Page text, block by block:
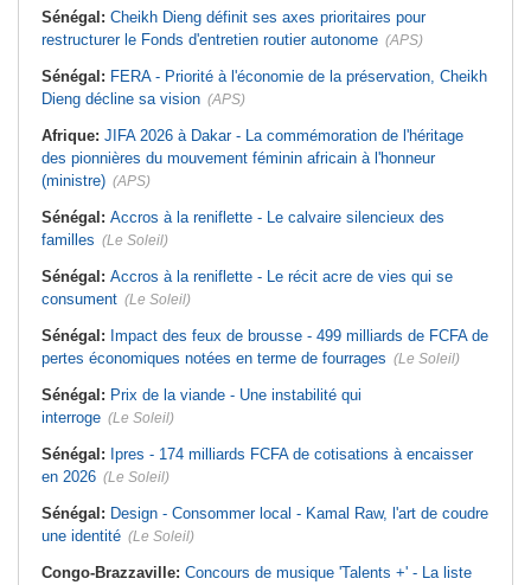
Sénégal: Cheikh Dieng définit ses axes prioritaires pour
restructurer le Fonds d'entretien routier autonome (APS)
Sénégal: FERA - Priorité à l'économie de la préservation, Cheikh
Dieng décline sa vision (APS)
Afrique: JIFA 2026 à Dakar - La commémoration de l'héritage
des pionnières du mouvement féminin africain à l'honneur
(ministre) (APS)
Sénégal: Accros à la reniflette - Le calvaire silencieux des
familles (Le Soleil)
Sénégal: Accros à la reniflette - Le récit acre de vies qui se
consument (Le Soleil)
Sénégal: Impact des feux de brousse - 499 milliards de FCFA de
pertes économiques notées en terme de fourrages (Le Soleil)
Sénégal: Prix de la viande - Une instabilité qui
interroge (Le Soleil)
Sénégal: Ipres - 174 milliards FCFA de cotisations à encaisser
en 2026 (Le Soleil)
Sénégal: Design - Consommer local - Kamal Raw, l'art de coudre
une identité (Le Soleil)
Congo-Brazzaville: Concours de musique 'Talents +' - La liste